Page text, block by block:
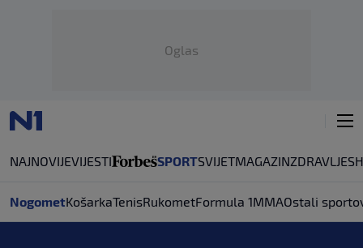
Oglas
NAJNOVIJEVIJESTI SPORTSVIJETMAGAZINZDRAVLJE
NogometKošarkaTenisRukometFormula 1MMAOstali